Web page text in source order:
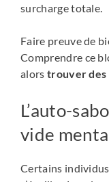
surcharge totale.
Faire preuve de
Comprendre ce
alors trouver des
L’auto-
vide
Certains